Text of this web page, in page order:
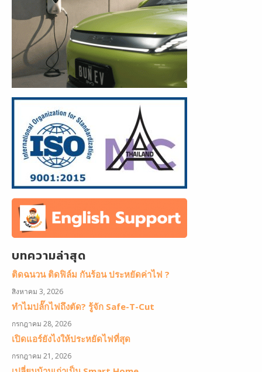
บทความล่าสุด
ติดฉนวน ติดฟิล์ม กันร้อน ประหยัดค่าไฟ ?
สิงหาคม 3, 2026
ทำไมปลั๊กไฟถึงตัด? รู้จัก Safe-T-Cut
กรกฎาคม 28, 2026
เปิดแอร์ยังไงให้ประหยัดไฟที่สุด
กรกฎาคม 21, 2026